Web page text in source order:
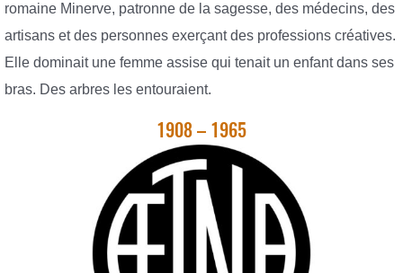
romaine Minerve, patronne de la sagesse, des médecins, des
artisans et des personnes exerçant des professions créatives.
Elle dominait une femme assise qui tenait un enfant dans ses
bras. Des arbres les entouraient.
1908 – 1965